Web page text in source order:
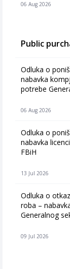
06 Aug 2026
Public
Odluka o
nabavka
potrebe
06 Aug 2026
Odluka o
nabavka
FBiH
13 Jul 2026
Odluka o
roba –
Generalnog
09 Jul 2026